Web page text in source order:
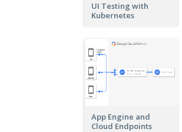
UI Testing with
Kubernetes
App Engine and
Cloud Endpoints